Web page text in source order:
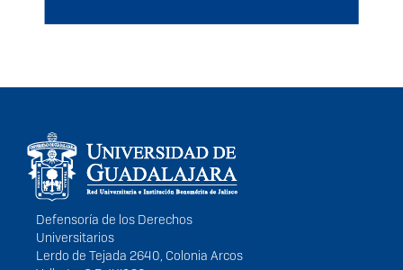
Información del
portal
Defensoría de los Derechos
Universitarios
Lerdo de Tejada 2640, Colonia Arcos